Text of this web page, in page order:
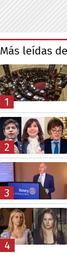
Más leídas
1
2
3
4